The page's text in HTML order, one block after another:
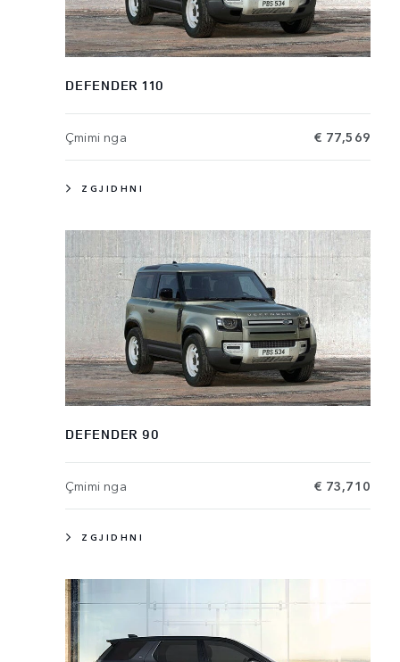
DEFENDER 110
Çmimi nga € 77,569
ZGJIDHNI
DEFENDER 90
Çmimi nga € 73,710
ZGJIDHNI